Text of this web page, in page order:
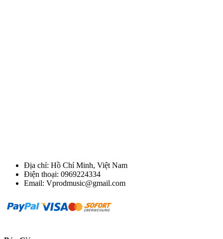
Địa chỉ: Hồ Chí Minh, Việt Nam
Điện thoại: 0969224334
Email: Vprodmusic@gmail.com